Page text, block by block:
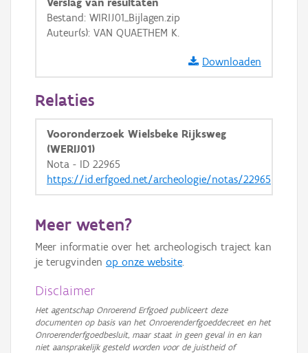
Bestand: WIRIJ01_Bijlagen.zip
Auteur(s): VAN QUAETHEM K.
Downloaden
Relaties
Vooronderzoek Wielsbeke Rijksweg
(WERIJ01)
Nota - ID 22965
https://id.erfgoed.net/archeologie/notas/22965
Meer weten?
Meer informatie over het archeologisch traject kan
je terugvinden op onze website.
Disclaimer
Het agentschap Onroerend Erfgoed publiceert deze
documenten op basis van het Onroerenderfgoeddecreet en het
Onroerenderfgoedbesluit, maar staat in geen geval in en kan
niet aansprakelijk gesteld worden voor de juistheid of